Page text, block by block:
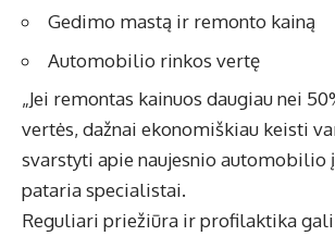
Gedimo mastą ir remonto kainą
Automobilio rinkos vertę
„Jei remontas kainuos daugiau nei
vertės, dažnai ekonomiškiau keisti
svarstyti apie naujesnio automobilio
pataria specialistai.
Reguliari priežiūra ir profilaktika